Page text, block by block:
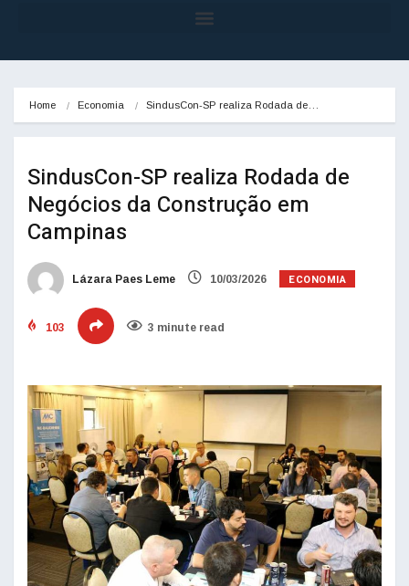
Home Economia SindusCon-SP realiza Rodada de…
SindusCon-SP realiza Rodada de
Negócios da Construção em
Campinas
Lázara Paes Leme 10/03/2026 ECONOMIA
103 3 minute read